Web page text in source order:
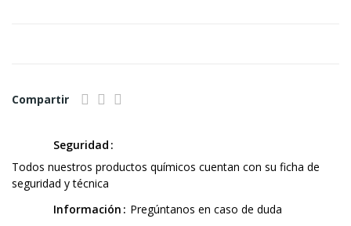
Compartir
Seguridad
Todos nuestros productos químicos cuentan con su ficha de
seguridad y técnica
Información
Pregúntanos en caso de duda